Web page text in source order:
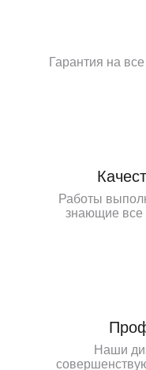
Гарантия на
Работы
знающие все
Наши